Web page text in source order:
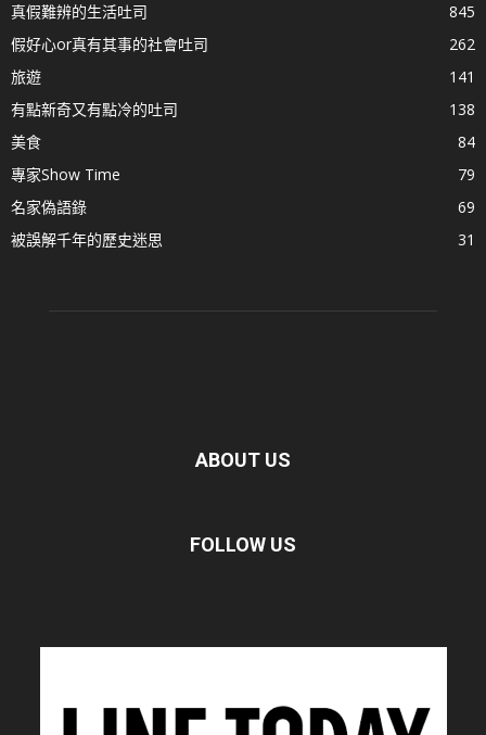
真假難辨的生活吐司
845
假好心or真有其事的社會吐司
262
旅遊
141
有點新奇又有點冷的吐司
138
美食
84
專家Show Time
79
名家偽語錄
69
被誤解千年的歷史迷思
31
ABOUT US
FOLLOW US